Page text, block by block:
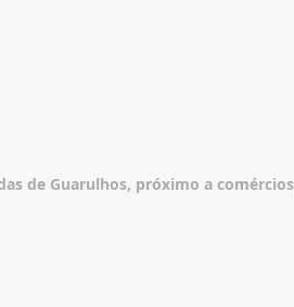
de Guarulhos, próximo a